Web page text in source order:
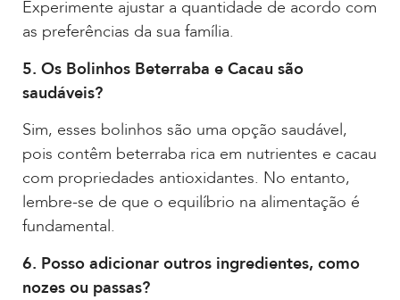
Experimente ajustar a quantidade de acordo com
as preferências da sua família.
5. Os Bolinhos Beterraba e Cacau são
saudáveis?
Sim, esses bolinhos são uma opção saudável,
pois contêm beterraba rica em nutrientes e cacau
com propriedades antioxidantes. No entanto,
lembre-se de que o equilíbrio na alimentação é
fundamental.
6. Posso adicionar outros ingredientes, como
nozes ou passas?